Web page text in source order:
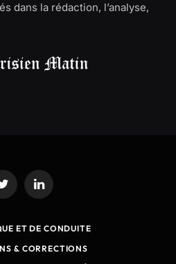
dans la rédaction, l’analyse,
Twitter LinkedIn
ET DE CONDUITE
& CORRECTIONS